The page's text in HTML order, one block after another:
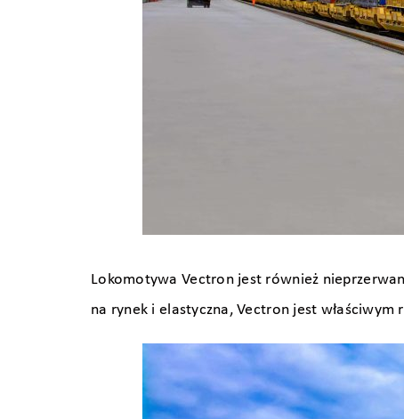
Lokomotywa Vectron jest również
na rynek i elastyczna, Vectron jest